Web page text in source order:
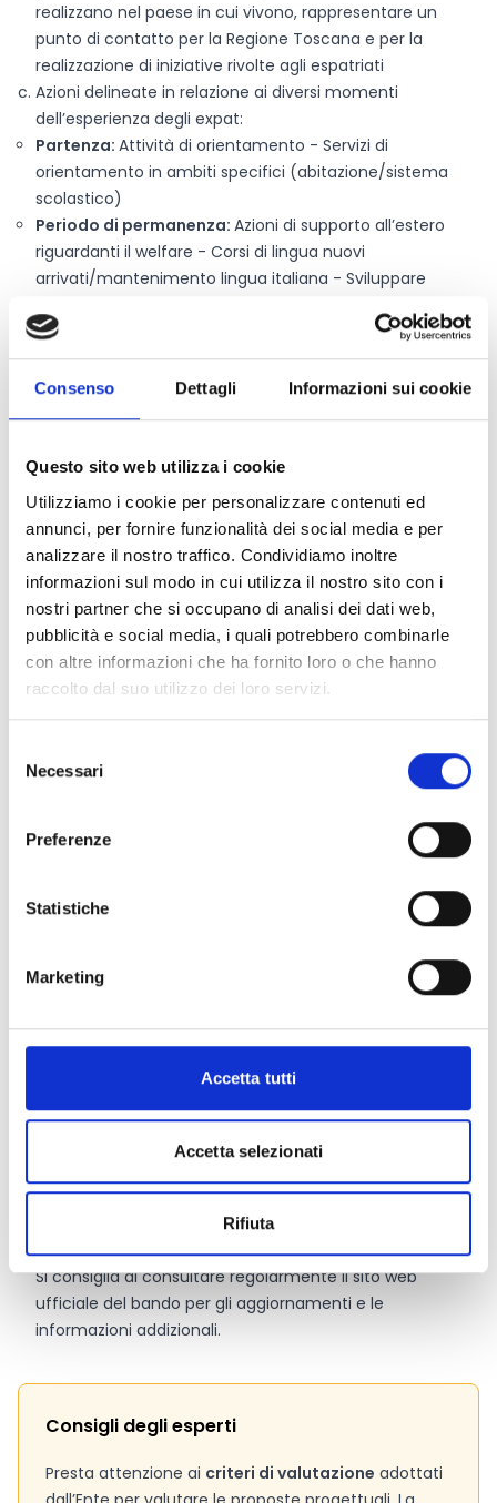
Consenso Dettagli Informazioni sui cookie
Questo sito web utilizza i cookie
Utilizziamo i cookie per personalizzare contenuti ed
annunci, per fornire funzionalità dei social media e per
analizzare il nostro traffico. Condividiamo inoltre
informazioni sul modo in cui utilizza il nostro sito con i
nostri partner che si occupano di analisi dei dati web,
pubblicità e social media, i quali potrebbero combinarle
con altre informazioni che ha fornito loro o che hanno
raccolto dal suo utilizzo dei loro servizi.
delNecessari
Preferenze
Statistiche
Marketing
Accetta tutti
Accetta selezionati
Rifiuta
realizzano nel paese in cui vivono, rappresentare un
punto di contatto per la Regione Toscana e per la
realizzazione di iniziative rivolte agli espatriati
Azioni delineate in relazione ai diversi momenti
dell’esperienza degli expat:
Partenza: Attività di orientamento - Servizi di
orientamento in ambiti specifici (abitazione/sistema
scolastico)
Periodo di permanenza: Azioni di supporto all’estero
riguardanti il welfare - Corsi di lingua nuovi
arrivati/mantenimento lingua italiana - Sviluppare
Interazioni con gli expat e con i discendenti degli
emigrati per promuovere azioni di attrazione degli
investimenti dai territori di residenza verso i territori di
Rientro:Servizi di orientamento al rientro in Italia -
Matching tra esigenze delle imprese italiane e
professionalità cresciute e sviluppate all’estero -
Azioni finalizzate all’attrazione dei talenti
La durata del progetto non può essere superiore a
12
mesi
Chi può partecipare
Possono presentare domanda Soggetti privati senza
finalità di lucro ai sensi dell'articolo 8 del d.lgs 117/2017,
Enti Locali, Università, altri enti pubblici.
nazionali ed internazionali
non è obbligatoria ma
auspicata e deve essere formalizzata per scritto,
Contributo massimo:20.000 Euro
10.000 Euro
Pagina web per formulari e documenti
Bando
Si consiglia di consultare regolarmente il sito web
ufficiale del bando per gli aggiornamenti e le
informazioni addizionali.
Consigli degli esperti
Presta attenzione ai criteri di valutazione adottati